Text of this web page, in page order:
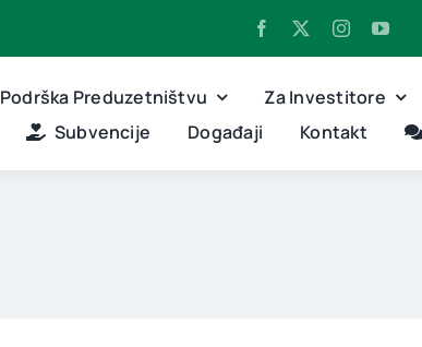
Podrška Preduzetništvu
Za Investitore
Subvencije Događaji Kontakt